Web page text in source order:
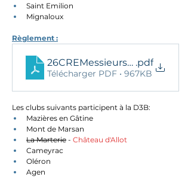
Saint Emilion
Mignaloux
Règlement :
26CREMessieursD3AReg
.pdf
Télécharger PDF • 967KB
Les clubs suivants participent à la D3B:
Mazières en Gâtine
Mont de Marsan
La Marterie - Château d'Allot
Cameyrac
Oléron
Agen